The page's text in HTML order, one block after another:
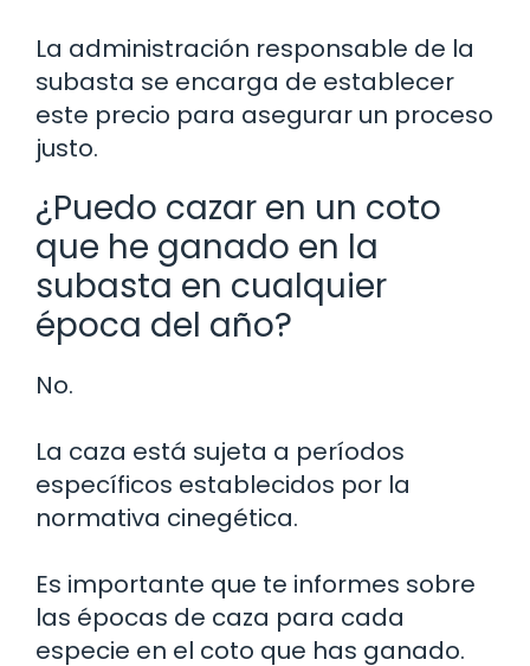
La administración responsable de la
subasta se encarga de establecer
este precio para asegurar un proceso
justo.
¿Puedo cazar en un coto
que he ganado en la
subasta en cualquier
época del año?
No.
La caza está sujeta a períodos
específicos establecidos por la
normativa cinegética.
Es importante que te informes sobre
las épocas de caza para cada
especie en el coto que has ganado.